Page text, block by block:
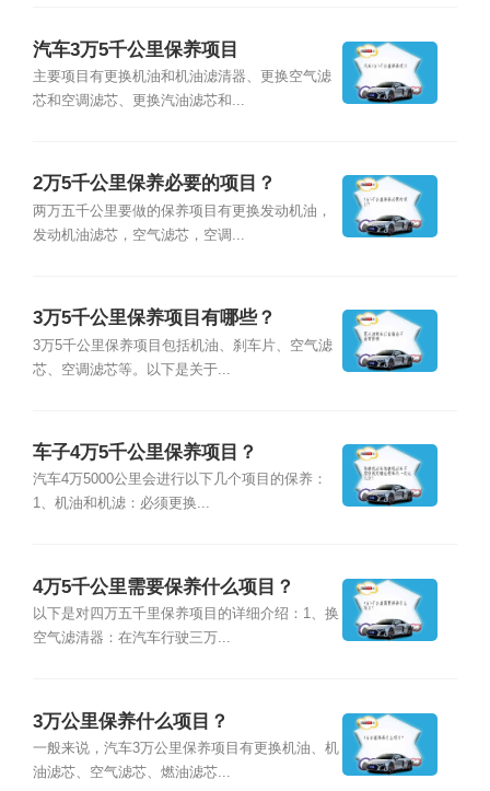
汽车3万5千公里保养项目
主要项目有更换机油和机油滤清器、更换空气滤
芯和空调滤芯、更换汽油滤芯和...
2万5千公里保养必要的项目？
两万五千公里要做的保养项目有更换发动机油，
发动机油滤芯，空气滤芯，空调...
3万5千公里保养项目有哪些？
3万5千公里保养项目包括机油、刹车片、空气滤
芯、空调滤芯等。以下是关于...
车子4万5千公里保养项目？
汽车4万5000公里会进行以下几个项目的保养：
1、机油和机滤：必须更换...
4万5千公里需要保养什么项目？
以下是对四万五千里保养项目的详细介绍：1、换
空气滤清器：在汽车行驶三万...
3万公里保养什么项目？
一般来说，汽车3万公里保养项目有更换机油、机
油滤芯、空气滤芯、燃油滤芯...